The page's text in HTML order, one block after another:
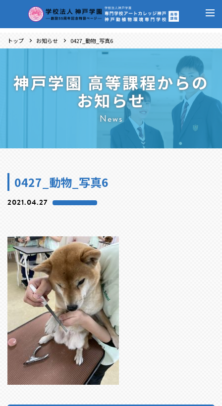
トップ お知らせ 0427_動物_写真6
神戸学園 高等課程からの
お知らせ
News
0427_動物_写真6
2021.04.27